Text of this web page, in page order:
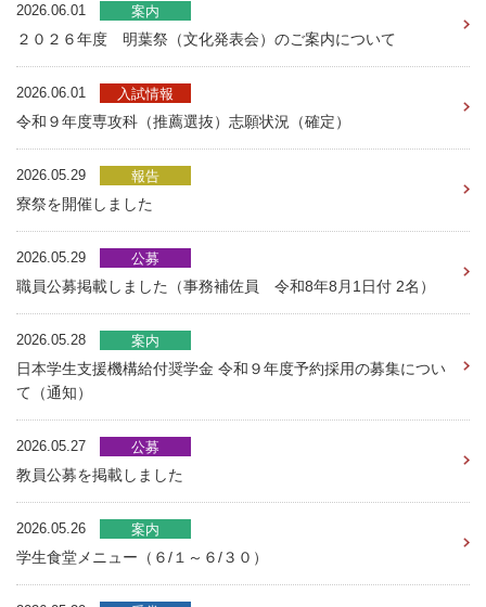
2026.06.01 案内
２０２６年度 明葉祭（文化発表会）のご案内について
2026.06.01 入試情報
令和９年度専攻科（推薦選抜）志願状況（確定）
2026.05.29 報告
寮祭を開催しました
2026.05.29 公募
職員公募掲載しました（事務補佐員 令和8年8月1日付 2名）
2026.05.28 案内
日本学生支援機構給付奨学金 令和９年度予約採用の募集につい
て（通知）
2026.05.27 公募
教員公募を掲載しました
2026.05.26 案内
学生食堂メニュー（６/１～６/３０）